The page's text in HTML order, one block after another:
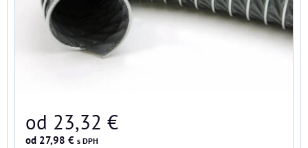
od 23,32 €
od 27,98 € s DPH